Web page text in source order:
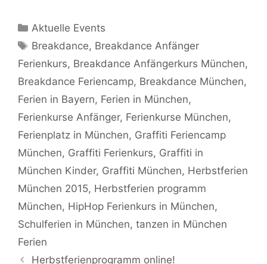
Kategorien
Aktuelle Events
Schlagwörter
Breakdance, Breakdance Anfänger
Ferienkurs, Breakdance Anfängerkurs München,
Breakdance Feriencamp, Breakdance München,
Ferien in Bayern, Ferien in München,
Ferienkurse Anfänger, Ferienkurse München,
Ferienplatz in München, Graffiti Feriencamp
München, Graffiti Ferienkurs, Graffiti in
München Kinder, Graffiti München, Herbstferien
München 2015, Herbstferien programm
München, HipHop Ferienkurs in München,
Schulferien in München, tanzen in München
Ferien
Herbstferienprogramm online!